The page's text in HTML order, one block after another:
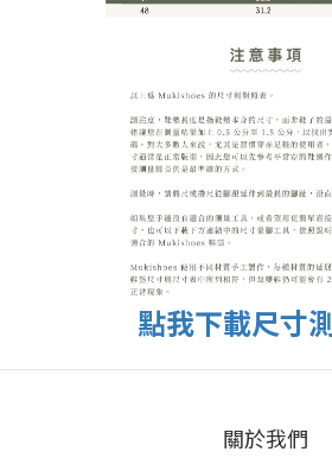
點我下載尺寸
關於我們